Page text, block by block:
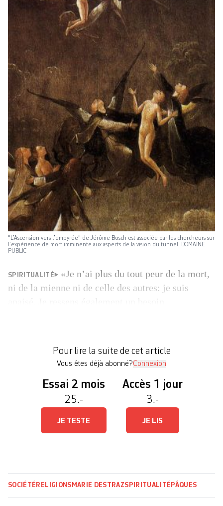
"L’Ascension vers l’empyrée" de Jérôme Bosch est associée par les chercheurs sur
l’expérience de mort imminente aux aspects de la vision du tunnel. DOMAINE
PUBLIC
SPIRITUALITÉ
«Je n’ai plus du tout peur de la mort,
ni de la mienne ni de celle des autres: je suis
gratuite», explique […]
Pour lire la suite de cet article
Vous êtes déjà abonné?Connexion
Essai 2 mois
25.-
JE TESTE
Accès 1 jour
3.-
JE LIS
SOCIÉTÉ RELIGIONS MARIE DESTRAZSPIRITUALITÉ PÂQUES